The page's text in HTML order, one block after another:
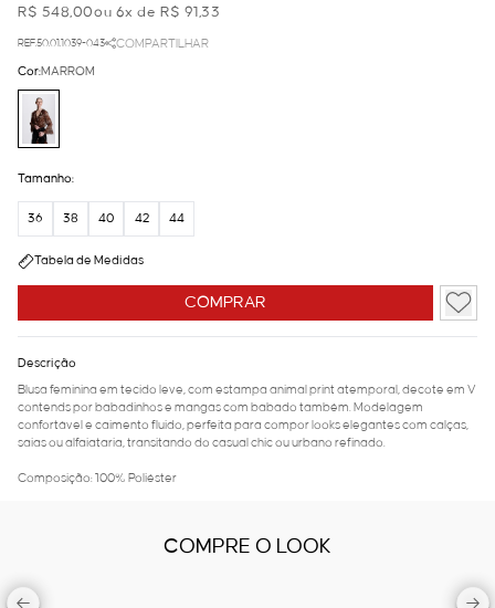
R$ 548,00ou 6x de R$ 91,33
REF.50.01.1039-043 COMPARTILHAR
COMPRAR
Cor:MARROM
Tamanho:
36 38 40 42 44
Tabela de Medidas
Descrição
Blusa feminina em tecido leve, com estampa animal print atemporal, decote em V
contends por babadinhos e mangas com babado também. Modelagem
confortável e caimento fluido, perfeita para compor looks elegantes com calças,
saias ou alfaiataria, transitando do casual chic ou urbano refinado.
Composição: 100% Poliéster
COMPRE O LOOK